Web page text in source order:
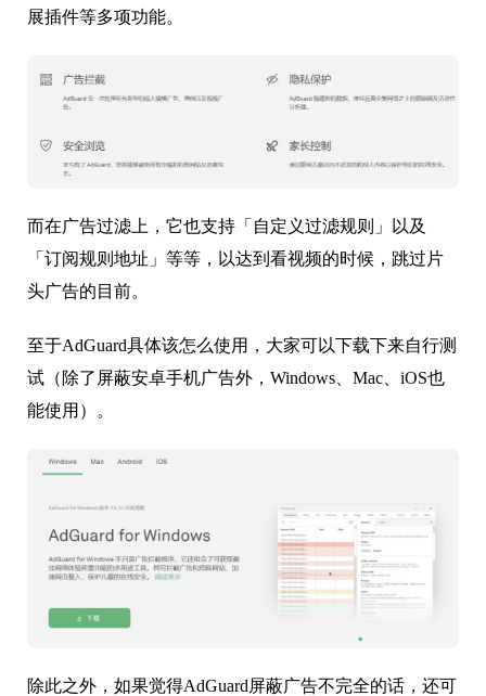
展插件等多项功能。
而在广告过滤上，它也支持「自定义过滤规则」以及
「订阅规则地址」等等，以达到看视频的时候，跳过片
头广告的目前。
至于AdGuard具体该怎么使用，大家可以下载下来自行测
试（除了屏蔽安卓手机广告外，Windows、Mac、iOS也
能使用）。
除此之外，如果觉得AdGuard屏蔽广告不完全的话，还可